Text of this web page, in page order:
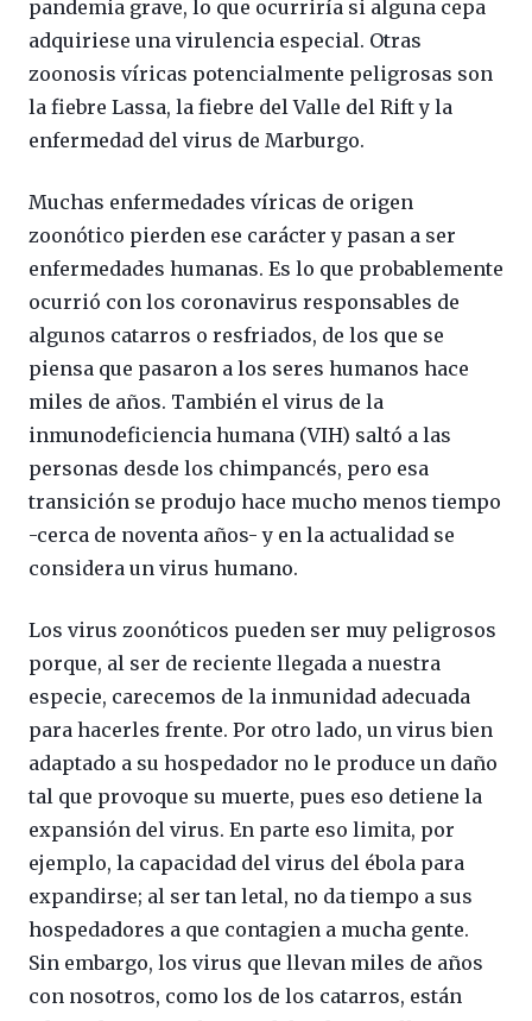
pandemia grave, lo que ocurriría si alguna cepa
adquiriese una virulencia especial. Otras
zoonosis víricas potencialmente peligrosas son
la fiebre Lassa, la fiebre del Valle del Rift y la
enfermedad del virus de Marburgo.
Muchas enfermedades víricas de origen
zoonótico pierden ese carácter y pasan a ser
enfermedades humanas. Es lo que probablemente
ocurrió con los coronavirus responsables de
algunos catarros o resfriados, de los que se
piensa que pasaron a los seres humanos hace
miles de años. También el virus de la
inmunodeficiencia humana (VIH) saltó a las
personas desde los chimpancés, pero esa
transición se produjo hace mucho menos tiempo
-cerca de noventa años- y en la actualidad se
considera un virus humano.
Los virus zoonóticos pueden ser muy peligrosos
porque, al ser de reciente llegada a nuestra
especie, carecemos de la inmunidad adecuada
para hacerles frente. Por otro lado, un virus bien
adaptado a su hospedador no le produce un daño
tal que provoque su muerte, pues eso detiene la
expansión del virus. En parte eso limita, por
ejemplo, la capacidad del virus del ébola para
expandirse; al ser tan letal, no da tiempo a sus
hospedadores a que contagien a mucha gente.
Sin embargo, los virus que llevan miles de años
con nosotros, como los de los catarros, están